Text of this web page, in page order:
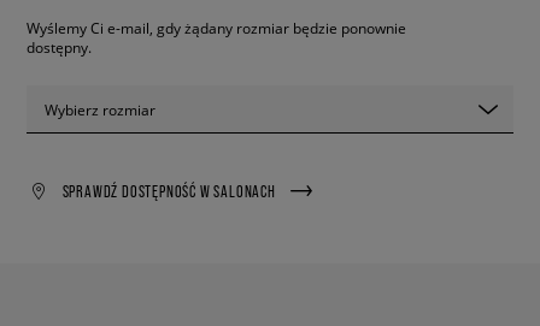
Wyślemy Ci e-mail, gdy żądany rozmiar będzie ponownie
dostępny.
Wybierz rozmiar
SPRAWDŹ DOSTĘPNOŚĆ W SALONACH